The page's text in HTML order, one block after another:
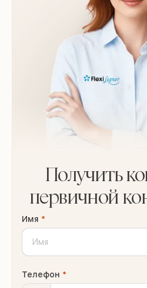
Получить
первичной
Имя *
Телефон *